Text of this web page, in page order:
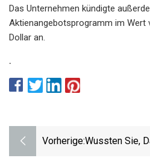
Das Unternehmen kündigte
Aktienangebotsprogramm im Wert
Dollar an.
.
Vorherige:Wussten Sie,